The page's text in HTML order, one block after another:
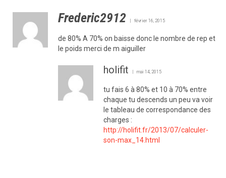
Frederic2912 février 16, 2015
de 80% A 70% on baisse donc le nombre de rep et
le poids merci de m aiguiller
holifit mai 14, 2015
tu fais 6 à 80% et 10 à 70% entre
chaque tu descends un peu va voir
le tableau de correspondance des
charges :
http://holifit.fr/2013/07/calculer-
son-max_14.html